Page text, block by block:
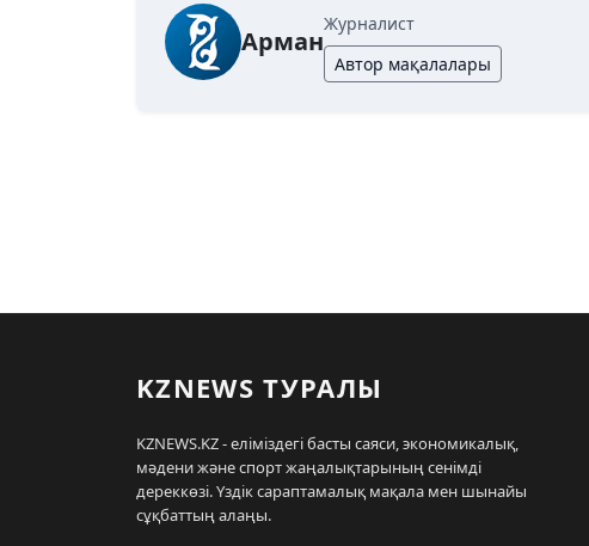
Арман
Журналист
Автор мақалалары
KZNEWS ТУРАЛЫ
KZNEWS.KZ - еліміздегі басты саяси, экономикалық,
мәдени және спорт жаңалықтарының сенімді
дереккөзі. Үздік сараптамалық мақала мен шынайы
сұқбаттың алаңы.